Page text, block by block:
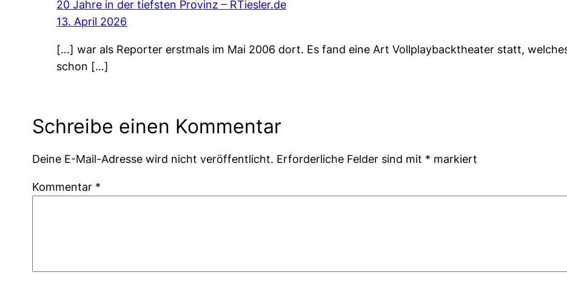
20 Jahre in der tiefsten Provinz – RTiesler.de
13. April 2026
[…] war als Reporter erstmals im Mai 2006 dort. Es fand eine Art Vollplaybacktheater statt,
schon […]
Schreibe einen Kommentar
Deine E-Mail-Adresse wird nicht veröffentlicht. Erforderliche Felder sind mit * markiert
Kommentar *